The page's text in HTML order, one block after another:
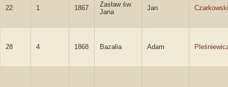
22 1 1867
Zasław św.
Jana
Jan Czarkowski
28 4 1868 Bazalia Adam